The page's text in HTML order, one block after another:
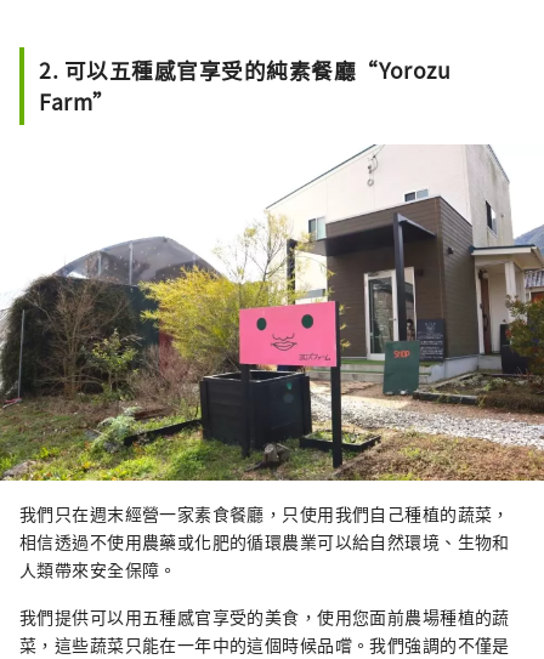
2. 可以五種感官享受的純素餐廳“Yorozu
Farm”
我們只在週末經營一家素食餐廳，只使用我們自己種植的蔬菜，
相信透過不使用農藥或化肥的循環農業可以給自然環境、生物和
人類帶來安全保障。
我們提供可以用五種感官享受的美食，使用您面前農場種植的蔬
菜，這些蔬菜只能在一年中的這個時候品嚐。我們強調的不僅是